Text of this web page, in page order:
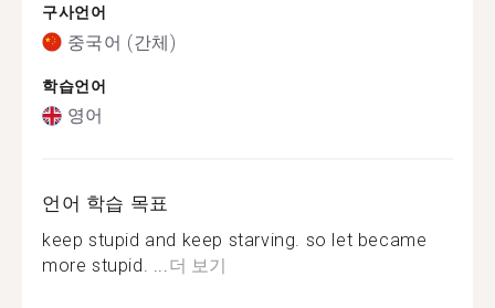
구사언어
중국어 (간체)
학습언어
영어
언어 학습 목표
keep stupid and keep starving. so let became
more stupid. ...더 보기